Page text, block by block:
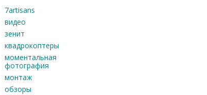
7artisans
видео
зенит
квадрокоптеры
моментальная
фотография
монтаж
обзоры